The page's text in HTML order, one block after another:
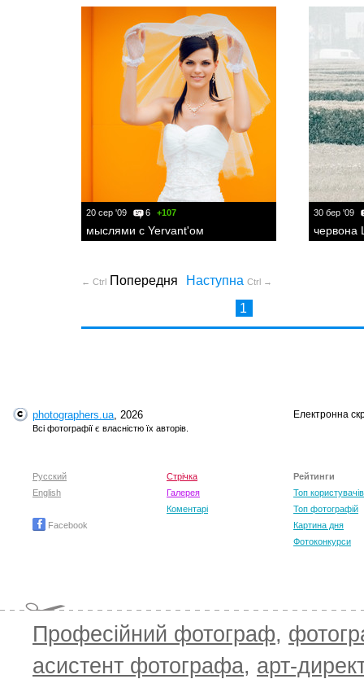
20 сер '09 6 +107
мыслями с Yervant'ом
30 бер '09
червона
← Ctrl Попередня Наступна Ctrl →
1
photographers.ua, 2026
Всі фотографії є власністю їх авторів.
Електронна
Русский
English
Facebook
Стрічка
Галерея
Коментарі
Рейтинги
Топ користувачів
Топ фотографій
Картина дня
Фотоконкурси
Професійний фотограф,
асистент фотографа, арт-